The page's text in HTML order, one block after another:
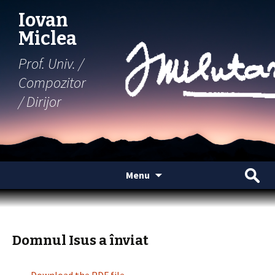
Iovan
Miclea
Prof. Univ. /
Compozitor
/ Dirijor
Menu
content
Search
for:
Domnul Isus a înviat